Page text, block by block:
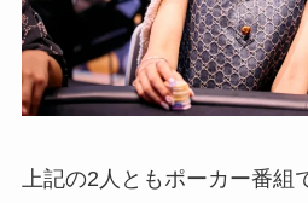
上記の2人ともポーカー番組